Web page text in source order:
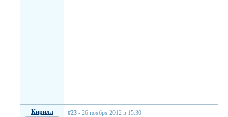
Кирилл #23 - 26 ноября 2012 в 15:30